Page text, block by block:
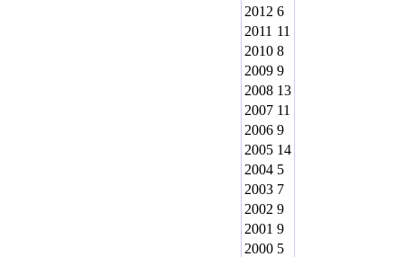
2012 6
2011 11
2010 8
2009 9
2008 13
2007 11
2006 9
2005 14
2004 5
2003 7
2002 9
2001 9
2000 5